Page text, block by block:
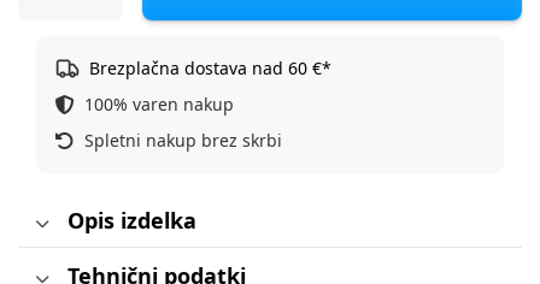
Brezplačna dostava nad 60 €*
100% varen nakup
Spletni nakup brez skrbi
Opis izdelka
Tehnični podatki